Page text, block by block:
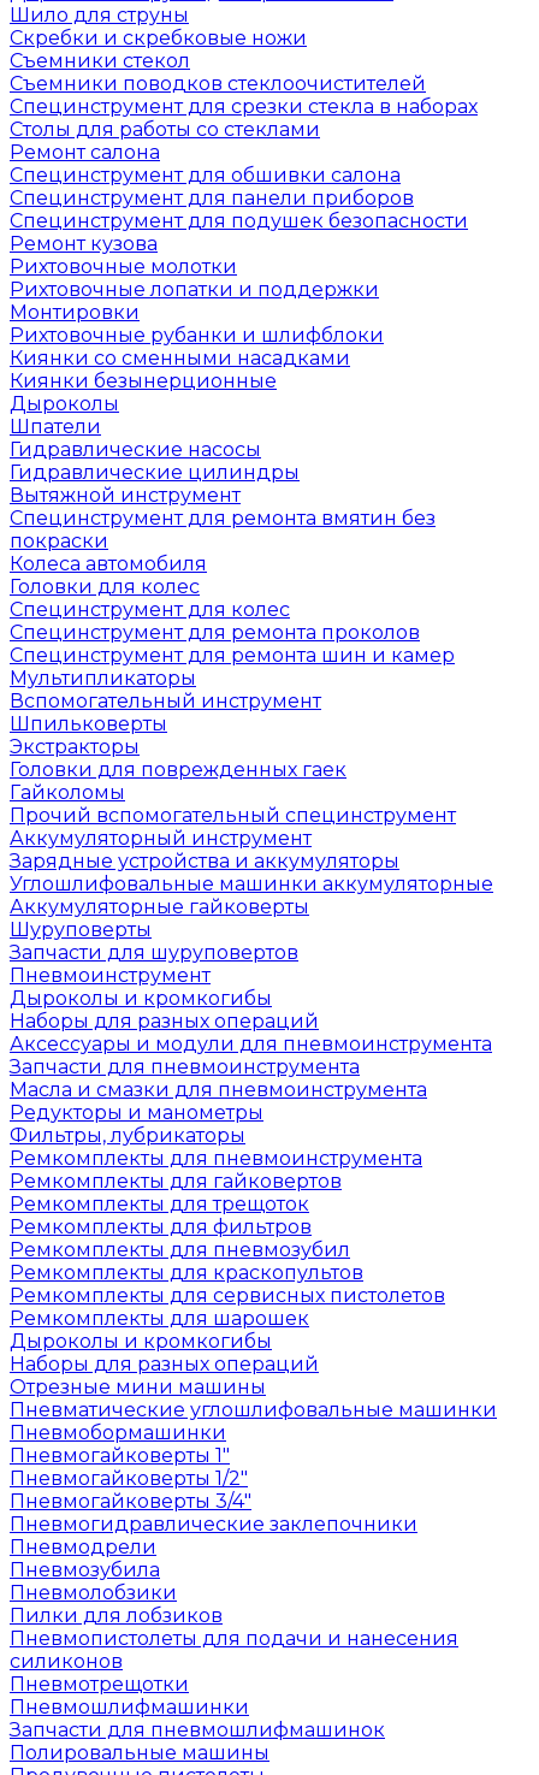
Шило для струны
Скребки и скребковые ножи
Съемники стекол
Съемники поводков стеклоочистителей
Специнструмент для срезки стекла в наборах
Столы для работы со стеклами
Ремонт салона
Специнструмент для обшивки салона
Специнструмент для панели приборов
Специнструмент для подушек безопасности
Ремонт кузова
Рихтовочные молотки
Рихтовочные лопатки и поддержки
Монтировки
Рихтовочные рубанки и шлифблоки
Киянки со сменными насадками
Киянки безынерционные
Дыроколы
Шпатели
Гидравлические насосы
Гидравлические цилиндры
Вытяжной инструмент
Специнструмент для ремонта вмятин без
покраски
Колеса автомобиля
Головки для колес
Специнструмент для колес
Специнструмент для ремонта проколов
Специнструмент для ремонта шин и камер
Мультипликаторы
Вспомогательный инструмент
Шпильковерты
Экстракторы
Головки для поврежденных гаек
Гайколомы
Прочий вспомогательный специнструмент
Аккумуляторный инструмент
Зарядные устройства и аккумуляторы
Углошлифовальные машинки аккумуляторные
Аккумуляторные гайковерты
Шуруповерты
Запчасти для шуруповертов
Пневмоинструмент
Дыроколы и кромкогибы
Наборы для разных операций
Аксессуары и модули для пневмоинструмента
Запчасти для пневмоинструмента
Масла и смазки для пневмоинструмента
Редукторы и манометры
Фильтры, лубрикаторы
Ремкомплекты для пневмоинструмента
Ремкомплекты для гайковертов
Ремкомплекты для трещоток
Ремкомплекты для фильтров
Ремкомплекты для пневмозубил
Ремкомплекты для краскопультов
Ремкомплекты для сервисных пистолетов
Ремкомплекты для шарошек
Дыроколы и кромкогибы
Наборы для разных операций
Отрезные мини машины
Пневматические углошлифовальные машинки
Пневмобормашинки
Пневмогайковерты 1"
Пневмогайковерты 1/2"
Пневмогайковерты 3/4"
Пневмогидравлические заклепочники
Пневмодрели
Пневмозубила
Пневмолобзики
Пилки для лобзиков
Пневмопистолеты для подачи и нанесения
силиконов
Пневмотрещотки
Пневмошлифмашинки
Запчасти для пневмошлифмашинок
Полировальные машины